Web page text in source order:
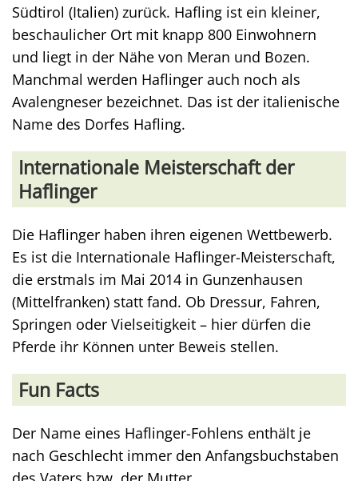
Südtirol (Italien) zurück. Hafling ist ein kleiner,
beschaulicher Ort mit knapp 800 Einwohnern
und liegt in der Nähe von Meran und Bozen.
Manchmal werden Haflinger auch noch als
Avalengneser bezeichnet. Das ist der italienische
Name des Dorfes Hafling.
Internationale Meisterschaft der
Haflinger
Die Haflinger haben ihren eigenen Wettbewerb.
Es ist die Internationale Haflinger-Meisterschaft,
die erstmals im Mai 2014 in Gunzenhausen
(Mittelfranken) statt fand. Ob Dressur, Fahren,
Springen oder Vielseitigkeit – hier dürfen die
Pferde ihr Können unter Beweis stellen.
Fun Facts
Der Name eines Haflinger-Fohlens enthält je
nach Geschlecht immer den Anfangsbuchstaben